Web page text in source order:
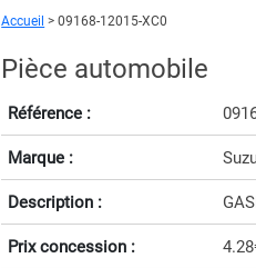
Accueil > 09168-12015-XC0
Pièce automobile
Référence :
Marque :
Description :
Prix concession :